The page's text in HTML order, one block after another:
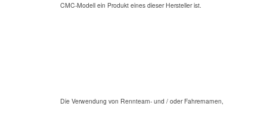
CMC-Modell ein Produkt eines dieser Hersteller ist.
Die Verwendung von Rennteam- und / oder Fahrernamen,